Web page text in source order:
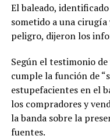
El baleado,
sometido a una
peligro, dijeron los
Según el testimonio
cumple la función de
estupefacientes en el
los compradores y
la banda sobre la
fuentes.